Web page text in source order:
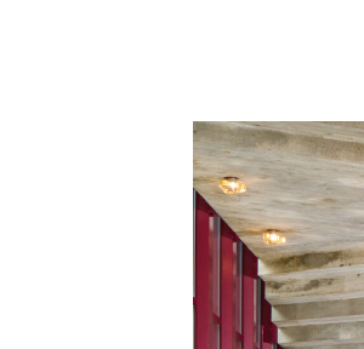
springen